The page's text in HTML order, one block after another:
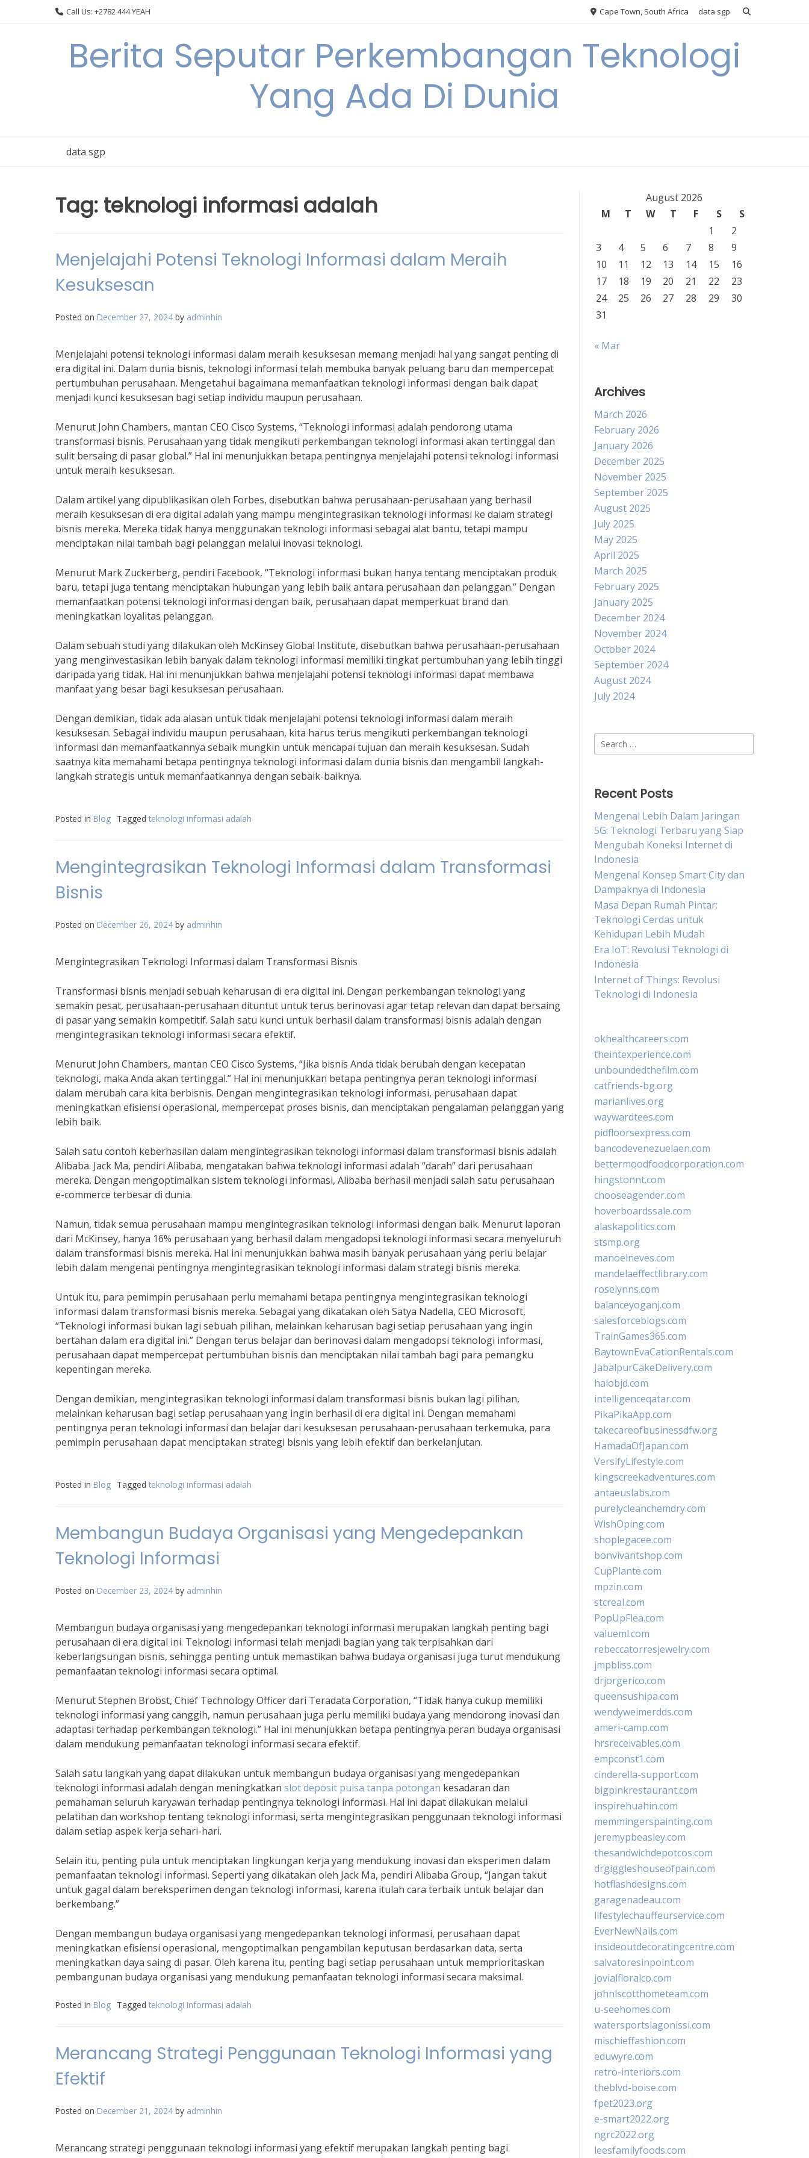
Call Us: +2782 444 YEAH Cape Town, South Africa data sgp
Berita Seputar Perkembangan Teknologi
Yang Ada Di Dunia
data sgp
Tag: teknologi informasi adalah
Menjelajahi Potensi Teknologi Informasi dalam Meraih
Kesuksesan
Posted on December 27, 2024 by adminhin
Menjelajahi potensi teknologi informasi dalam meraih kesuksesan memang menjadi hal yang sangat penting di
era digital ini. Dalam dunia bisnis, teknologi informasi telah membuka banyak peluang baru dan mempercepat
pertumbuhan perusahaan. Mengetahui bagaimana memanfaatkan teknologi informasi dengan baik dapat
menjadi kunci kesuksesan bagi setiap individu maupun perusahaan.
Menurut John Chambers, mantan CEO Cisco Systems, “Teknologi informasi adalah pendorong utama
transformasi bisnis. Perusahaan yang tidak mengikuti perkembangan teknologi informasi akan tertinggal dan
sulit bersaing di pasar global.” Hal ini menunjukkan betapa pentingnya menjelajahi potensi teknologi informasi
untuk meraih kesuksesan.
Dalam artikel yang dipublikasikan oleh Forbes, disebutkan bahwa perusahaan-perusahaan yang berhasil
meraih kesuksesan di era digital adalah yang mampu mengintegrasikan teknologi informasi ke dalam strategi
bisnis mereka. Mereka tidak hanya menggunakan teknologi informasi sebagai alat bantu, tetapi mampu
menciptakan nilai tambah bagi pelanggan melalui inovasi teknologi.
Menurut Mark Zuckerberg, pendiri Facebook, “Teknologi informasi bukan hanya tentang menciptakan produk
baru, tetapi juga tentang menciptakan hubungan yang lebih baik antara perusahaan dan pelanggan.” Dengan
memanfaatkan potensi teknologi informasi dengan baik, perusahaan dapat memperkuat brand dan
meningkatkan loyalitas pelanggan.
Dalam sebuah studi yang dilakukan oleh McKinsey Global Institute, disebutkan bahwa perusahaan-perusahaan
yang menginvestasikan lebih banyak dalam teknologi informasi memiliki tingkat pertumbuhan yang lebih tinggi
daripada yang tidak. Hal ini menunjukkan bahwa menjelajahi potensi teknologi informasi dapat membawa
manfaat yang besar bagi kesuksesan perusahaan.
Dengan demikian, tidak ada alasan untuk tidak menjelajahi potensi teknologi informasi dalam meraih
kesuksesan. Sebagai individu maupun perusahaan, kita harus terus mengikuti perkembangan teknologi
informasi dan memanfaatkannya sebaik mungkin untuk mencapai tujuan dan meraih kesuksesan. Sudah
saatnya kita memahami betapa pentingnya teknologi informasi dalam dunia bisnis dan mengambil langkah-
langkah strategis untuk memanfaatkannya dengan sebaik-baiknya.
Posted in Blog Tagged teknologi informasi adalah
Mengintegrasikan Teknologi Informasi dalam Transformasi
Bisnis
Posted on December 26, 2024 by adminhin
Mengintegrasikan Teknologi Informasi dalam Transformasi Bisnis
Transformasi bisnis menjadi sebuah keharusan di era digital ini. Dengan perkembangan teknologi yang
semakin pesat, perusahaan-perusahaan dituntut untuk terus berinovasi agar tetap relevan dan dapat bersaing
di pasar yang semakin kompetitif. Salah satu kunci untuk berhasil dalam transformasi bisnis adalah dengan
mengintegrasikan teknologi informasi secara efektif.
Menurut John Chambers, mantan CEO Cisco Systems, “Jika bisnis Anda tidak berubah dengan kecepatan
teknologi, maka Anda akan tertinggal.” Hal ini menunjukkan betapa pentingnya peran teknologi informasi
dalam merubah cara kita berbisnis. Dengan mengintegrasikan teknologi informasi, perusahaan dapat
meningkatkan efisiensi operasional, mempercepat proses bisnis, dan menciptakan pengalaman pelanggan yang
lebih baik.
Salah satu contoh keberhasilan dalam mengintegrasikan teknologi informasi dalam transformasi bisnis adalah
Alibaba. Jack Ma, pendiri Alibaba, mengatakan bahwa teknologi informasi adalah “darah” dari perusahaan
mereka. Dengan mengoptimalkan sistem teknologi informasi, Alibaba berhasil menjadi salah satu perusahaan
e-commerce terbesar di dunia.
Namun, tidak semua perusahaan mampu mengintegrasikan teknologi informasi dengan baik. Menurut laporan
dari McKinsey, hanya 16% perusahaan yang berhasil dalam mengadopsi teknologi informasi secara menyeluruh
dalam transformasi bisnis mereka. Hal ini menunjukkan bahwa masih banyak perusahaan yang perlu belajar
lebih dalam mengenai pentingnya mengintegrasikan teknologi informasi dalam strategi bisnis mereka.
Untuk itu, para pemimpin perusahaan perlu memahami betapa pentingnya mengintegrasikan teknologi
informasi dalam transformasi bisnis mereka. Sebagai yang dikatakan oleh Satya Nadella, CEO Microsoft,
“Teknologi informasi bukan lagi sebuah pilihan, melainkan keharusan bagi setiap perusahaan yang ingin
bertahan dalam era digital ini.” Dengan terus belajar dan berinovasi dalam mengadopsi teknologi informasi,
perusahaan dapat mempercepat pertumbuhan bisnis dan menciptakan nilai tambah bagi para pemangku
kepentingan mereka.
Dengan demikian, mengintegrasikan teknologi informasi dalam transformasi bisnis bukan lagi pilihan,
melainkan keharusan bagi setiap perusahaan yang ingin berhasil di era digital ini. Dengan memahami
pentingnya peran teknologi informasi dan belajar dari kesuksesan perusahaan-perusahaan terkemuka, para
pemimpin perusahaan dapat menciptakan strategi bisnis yang lebih efektif dan berkelanjutan.
Posted in Blog Tagged teknologi informasi adalah
Membangun Budaya Organisasi yang Mengedepankan
Teknologi Informasi
Posted on December 23, 2024 by adminhin
Membangun budaya organisasi yang mengedepankan teknologi informasi merupakan langkah penting bagi
perusahaan di era digital ini. Teknologi informasi telah menjadi bagian yang tak terpisahkan dari
keberlangsungan bisnis, sehingga penting untuk memastikan bahwa budaya organisasi juga turut mendukung
pemanfaatan teknologi informasi secara optimal.
Menurut Stephen Brobst, Chief Technology Officer dari Teradata Corporation, “Tidak hanya cukup memiliki
teknologi informasi yang canggih, namun perusahaan juga perlu memiliki budaya yang mendorong inovasi dan
adaptasi terhadap perkembangan teknologi.” Hal ini menunjukkan betapa pentingnya peran budaya organisasi
dalam mendukung pemanfaatan teknologi informasi secara efektif.
Salah satu langkah yang dapat dilakukan untuk membangun budaya organisasi yang mengedepankan
teknologi informasi adalah dengan meningkatkan slot deposit pulsa tanpa potongan kesadaran dan
pemahaman seluruh karyawan terhadap pentingnya teknologi informasi. Hal ini dapat dilakukan melalui
pelatihan dan workshop tentang teknologi informasi, serta mengintegrasikan penggunaan teknologi informasi
dalam setiap aspek kerja sehari-hari.
Selain itu, penting pula untuk menciptakan lingkungan kerja yang mendukung inovasi dan eksperimen dalam
pemanfaatan teknologi informasi. Seperti yang dikatakan oleh Jack Ma, pendiri Alibaba Group, “Jangan takut
untuk gagal dalam bereksperimen dengan teknologi informasi, karena itulah cara terbaik untuk belajar dan
berkembang.”
Dengan membangun budaya organisasi yang mengedepankan teknologi informasi, perusahaan dapat
meningkatkan efisiensi operasional, mengoptimalkan pengambilan keputusan berdasarkan data, serta
meningkatkan daya saing di pasar. Oleh karena itu, penting bagi setiap perusahaan untuk memprioritaskan
pembangunan budaya organisasi yang mendukung pemanfaatan teknologi informasi secara maksimal.
Posted in Blog Tagged teknologi informasi adalah
Merancang Strategi Penggunaan Teknologi Informasi yang
Efektif
Posted on December 21, 2024 by adminhin
Merancang strategi penggunaan teknologi informasi yang efektif merupakan langkah penting bagi
August 2026
M
T W T F S
S
1
2
3
4 5 6 7 8
9
10
11 12 13 14 15
16
17
18 19 20 21 22
23
24
25 26 27 28 29
30
31
« Mar
Archives
March 2026
February 2026
January 2026
December 2025
November 2025
September 2025
August 2025
July 2025
May 2025
April 2025
March 2025
February 2025
January 2025
December 2024
November 2024
October 2024
September 2024
August 2024
July 2024
Search
for:
Recent Posts
Mengenal Lebih Dalam Jaringan
5G: Teknologi Terbaru yang Siap
Mengubah Koneksi Internet di
Indonesia
Mengenal Konsep Smart City dan
Dampaknya di Indonesia
Masa Depan Rumah Pintar:
Teknologi Cerdas untuk
Kehidupan Lebih Mudah
Era IoT: Revolusi Teknologi di
Indonesia
Internet of Things: Revolusi
Teknologi di Indonesia
okhealthcareers.com
theintexperience.com
unboundedthefilm.com
catfriends-bg.org
marianlives.org
waywardtees.com
pidfloorsexpress.com
bancodevenezuelaen.com
bettermoodfoodcorporation.com
hingstonnt.com
chooseagender.com
hoverboardssale.com
alaskapolitics.com
stsmp.org
manoelneves.com
mandelaeffectlibrary.com
roselynns.com
balanceyoganj.com
salesforceblogs.com
TrainGames365.com
BaytownEvaCationRentals.com
JabalpurCakeDelivery.com
halobjd.com
intelligenceqatar.com
PikaPikaApp.com
takecareofbusinessdfw.org
HamadaOfJapan.com
VersifyLifestyle.com
kingscreekadventures.com
antaeuslabs.com
purelycleanchemdry.com
WishOping.com
shoplegacee.com
bonvivantshop.com
CupPlante.com
mpzin.com
stcreal.com
PopUpFlea.com
valueml.com
rebeccatorresjewelry.com
jmpbliss.com
drjorgerico.com
queensushipa.com
wendyweimerdds.com
ameri-camp.com
hrsreceivables.com
empconst1.com
cinderella-support.com
bigpinkrestaurant.com
inspirehuahin.com
memmingerspainting.com
jeremypbeasley.com
thesandwichdepotcos.com
drgiggleshouseofpain.com
hotflashdesigns.com
garagenadeau.com
lifestylechauffeurservice.com
EverNewNails.com
insideoutdecoratingcentre.com
salvatoresinpoint.com
jovialfloralco.com
johnlscotthometeam.com
u-seehomes.com
watersportslagonissi.com
mischieffashion.com
eduwyre.com
retro-interiors.com
theblvd-boise.com
fpet2023.org
e-smart2022.org
ngrc2022.org
leesfamilyfoods.com